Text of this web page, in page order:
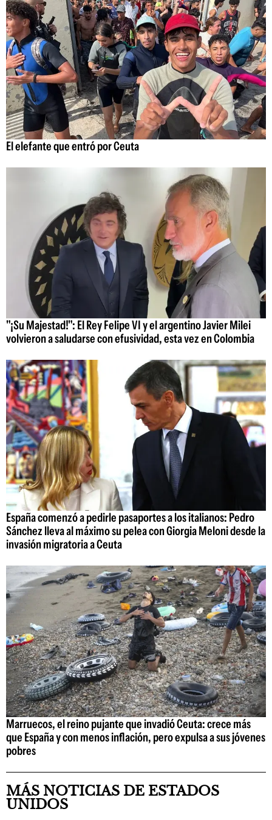
El elefante que entró por Ceuta
"¡Su Majestad!": El Rey Felipe VI y el argentino Javier Milei
volvieron a saludarse con efusividad, esta vez en Colombia
España comenzó a pedirle pasaportes a los italianos: Pedro
Sánchez lleva al máximo su pelea con Giorgia Meloni desde la
invasión migratoria a Ceuta
Marruecos, el reino pujante que invadió Ceuta: crece más
que España y con menos inflación, pero expulsa a sus jóvenes
pobres
MÁS NOTICIAS DE ESTADOS
UNIDOS